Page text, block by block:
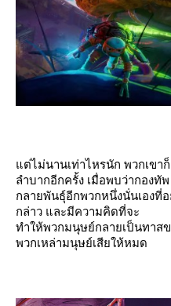
ต่ไม่นานเท่าไหรนัก พวกเขา
ลำบากอีกครั้ง เมื่อพบว่ากองทัพ
กลายพันธุ์อีกพวกหนึ่งนั่นเองที่
กล่าว และมีความคิดที่จะ
ทำให้พวกมนุษย์กลายเป็นทาส
พวกเหล่ามนุษย์เสียให้หมด